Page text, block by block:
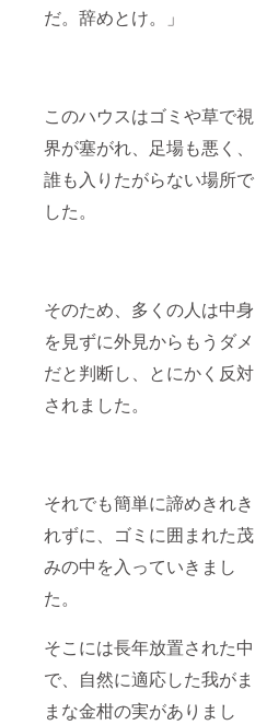
だ。辞めとけ。」
このハウスはゴミや草で視
界が塞がれ、足場も悪く、
誰も入りたがらない場所で
した。
そのため、多くの人は中身
を見ずに外見からもうダメ
だと判断し、とにかく反対
されました。
それでも簡単に諦めきれき
れずに、ゴミに囲まれた茂
みの中を入っていきまし
た。
そこには長年放置された中
で、自然に適応した我がま
まな金柑の実がありまし